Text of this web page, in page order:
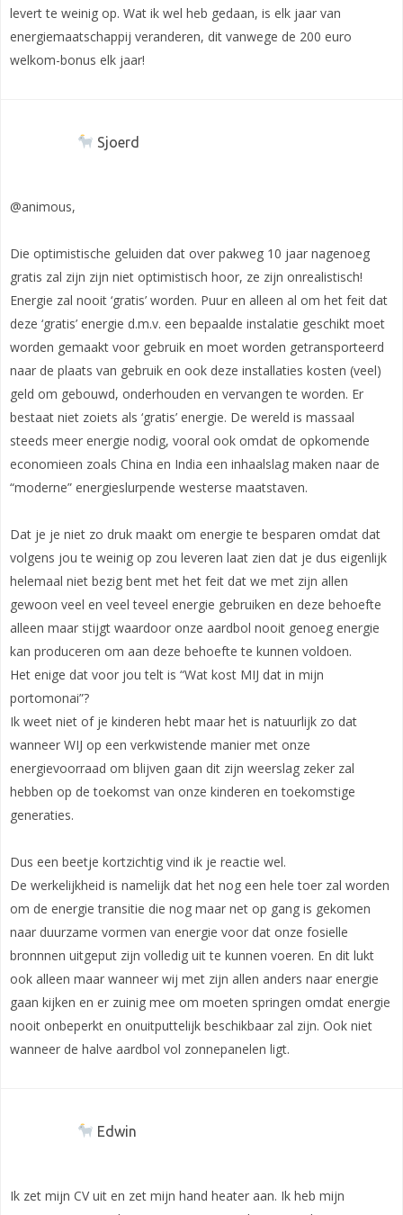
levert te weinig op. Wat ik wel heb gedaan, is elk jaar van
energiemaatschappij veranderen, dit vanwege de 200 euro
welkom-bonus elk jaar!
Sjoerd
@animous,
Die optimistische geluiden dat over pakweg 10 jaar nagenoeg
gratis zal zijn zijn niet optimistisch hoor, ze zijn onrealistisch!
Energie zal nooit ‘gratis’ worden. Puur en alleen al om het feit dat
deze ‘gratis’ energie d.m.v. een bepaalde instalatie geschikt moet
worden gemaakt voor gebruik en moet worden getransporteerd
naar de plaats van gebruik en ook deze installaties kosten (veel)
geld om gebouwd, onderhouden en vervangen te worden. Er
bestaat niet zoiets als ‘gratis’ energie. De wereld is massaal
steeds meer energie nodig, vooral ook omdat de opkomende
economieen zoals China en India een inhaalslag maken naar de
“moderne” energieslurpende westerse maatstaven.
Dat je je niet zo druk maakt om energie te besparen omdat dat
volgens jou te weinig op zou leveren laat zien dat je dus eigenlijk
helemaal niet bezig bent met het feit dat we met zijn allen
gewoon veel en veel teveel energie gebruiken en deze behoefte
alleen maar stijgt waardoor onze aardbol nooit genoeg energie
kan produceren om aan deze behoefte te kunnen voldoen.
Het enige dat voor jou telt is “Wat kost MIJ dat in mijn
portomonai”?
Ik weet niet of je kinderen hebt maar het is natuurlijk zo dat
wanneer WIJ op een verkwistende manier met onze
energievoorraad om blijven gaan dit zijn weerslag zeker zal
hebben op de toekomst van onze kinderen en toekomstige
generaties.
Dus een beetje kortzichtig vind ik je reactie wel.
De werkelijkheid is namelijk dat het nog een hele toer zal worden
om de energie transitie die nog maar net op gang is gekomen
naar duurzame vormen van energie voor dat onze fosielle
bronnnen uitgeput zijn volledig uit te kunnen voeren. En dit lukt
ook alleen maar wanneer wij met zijn allen anders naar energie
gaan kijken en er zuinig mee om moeten springen omdat energie
nooit onbeperkt en onuitputtelijk beschikbaar zal zijn. Ook niet
wanneer de halve aardbol vol zonnepanelen ligt.
Edwin
Ik zet mijn CV uit en zet mijn hand heater aan. Ik heb mijn